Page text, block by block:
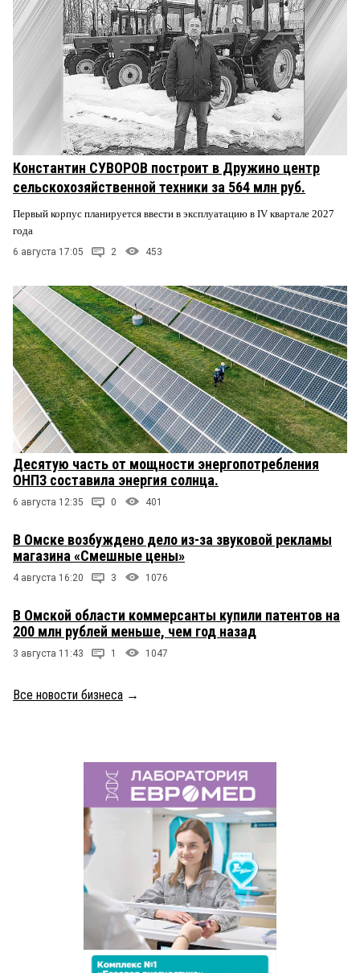
Константин СУВОРОВ построит в Дружино центр
сельскохозяйственной техники за 564 млн руб.
Первый корпус планируется ввести в эксплуатацию в IV квартале 2027
года
6 августа 17:05 2 453
Десятую часть от мощности энергопотребления
ОНПЗ составила энергия солнца.
6 августа 12:35 0 401
В Омске возбуждено дело из-за звуковой рекламы
магазина «Смешные цены»
4 августа 16:20 3 1076
В Омской области коммерсанты купили патентов на
200 млн рублей меньше, чем год назад
3 августа 11:43 1 1047
Все новости бизнеса →